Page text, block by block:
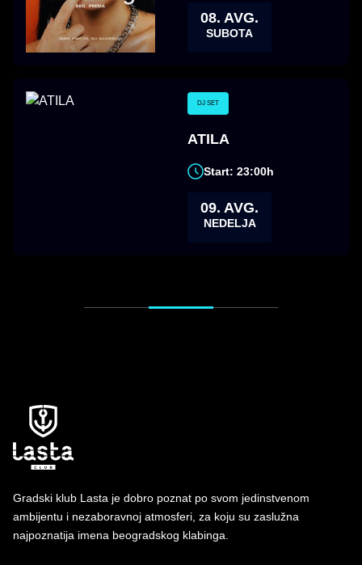
08. AVG.
SUBOTA
DJ SET
ATILA
Start: 23:00h
09. AVG.
NEDELJA
Gradski klub Lasta je dobro poznat po svom jedinstvenom
ambijentu i nezaboravnoj atmosferi, za koju su zaslužna
najpoznatija imena beogradskog klabinga.